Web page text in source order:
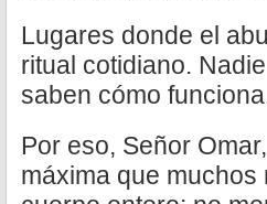
Lugares donde el
ritual cotidiano.
saben cómo
Por eso, Señor
máxima que